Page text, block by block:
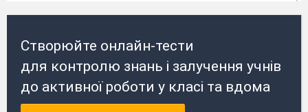
Створюйте онлайн-тести
для контролю знань і залучення учнів
до активної роботи у класі та вдома